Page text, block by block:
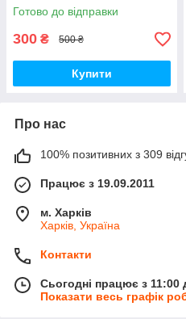
Готово до відправки
300 ₴ 500 ₴
Купити
Про нас
100% позитивних з 309
Працює з 19.09.2011
м. Харків
Харків, Україна
Контакти
Сьогодні працює з 11:00
Показати весь графік